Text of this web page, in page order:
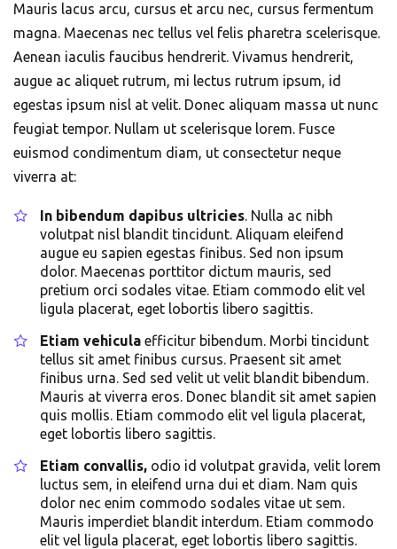
Mauris lacus arcu, cursus et arcu nec, cursus fermentum
magna. Maecenas nec tellus vel felis pharetra scelerisque.
Aenean iaculis faucibus hendrerit. Vivamus hendrerit,
augue ac aliquet rutrum, mi lectus rutrum ipsum, id
egestas ipsum nisl at velit. Donec aliquam massa ut nunc
feugiat tempor. Nullam ut scelerisque lorem. Fusce
euismod condimentum diam, ut consectetur neque
viverra at:
In bibendum dapibus ultricies. Nulla ac nibh
volutpat nisl blandit tincidunt. Aliquam eleifend
augue eu sapien egestas finibus. Sed non ipsum
dolor. Maecenas porttitor dictum mauris, sed
pretium orci sodales vitae. Etiam commodo elit vel
ligula placerat, eget lobortis libero sagittis.
Etiam vehicula efficitur bibendum. Morbi tincidunt
tellus sit amet finibus cursus. Praesent sit amet
finibus urna. Sed sed velit ut velit blandit bibendum.
Mauris at viverra eros. Donec blandit sit amet sapien
quis mollis. Etiam commodo elit vel ligula placerat,
eget lobortis libero sagittis.
Etiam convallis, odio id volutpat gravida, velit lorem
luctus sem, in eleifend urna dui et diam. Nam quis
dolor nec enim commodo sodales vitae ut sem.
Mauris imperdiet blandit interdum. Etiam commodo
elit vel ligula placerat, eget lobortis libero sagittis.